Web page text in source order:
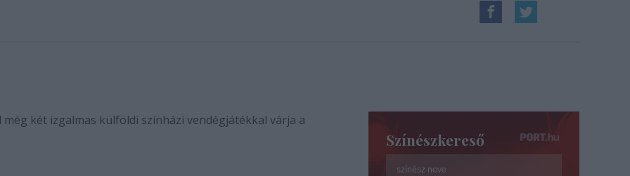
két izgalmas külföldi színházi vendégjátékkal várja a
Színészkereső